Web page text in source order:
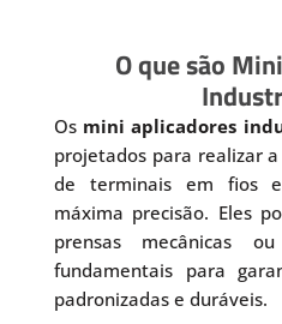
O que são
Os mini aplicadores
projetados para realizar
de terminais em fios
máxima precisão. Eles
prensas mecânicas
fundamentais para
padronizadas e duráveis.